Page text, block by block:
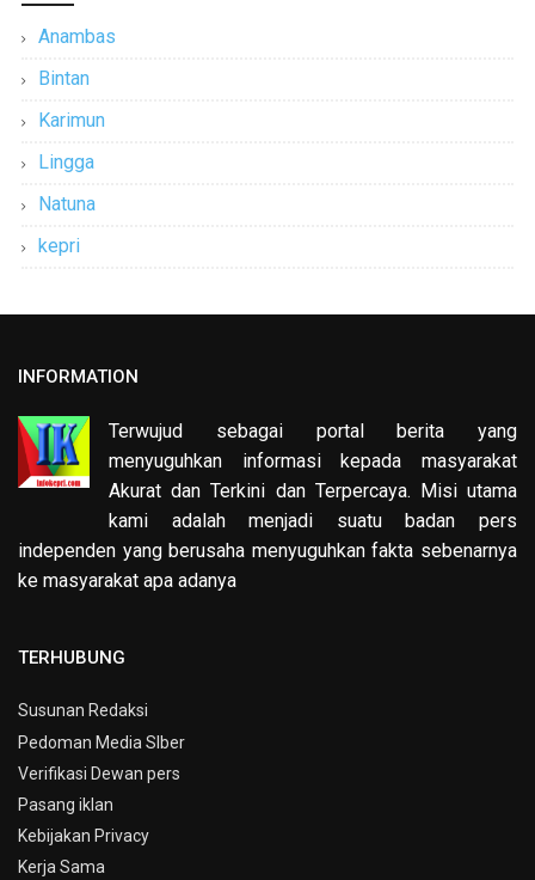
Anambas
Bintan
Karimun
Lingga
Natuna
kepri
INFORMATION
Terwujud sebagai portal berita yang
menyuguhkan informasi kepada masyarakat
Akurat dan Terkini dan Terpercaya. Misi utama
kami adalah menjadi suatu badan pers
independen yang berusaha menyuguhkan fakta sebenarnya
ke masyarakat apa adanya
TERHUBUNG
Susunan Redaksi
Pedoman Media SIber
Verifikasi Dewan pers
Pasang iklan
Kebijakan Privacy
Kerja Sama